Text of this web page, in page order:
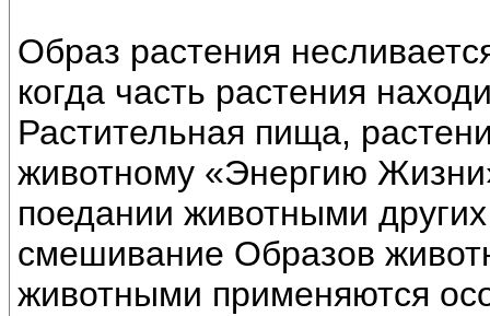
Образ растения
когда часть растения
Растительная пища,
животному «Энергию
поедании животными
смешивание Образов
животными применяются